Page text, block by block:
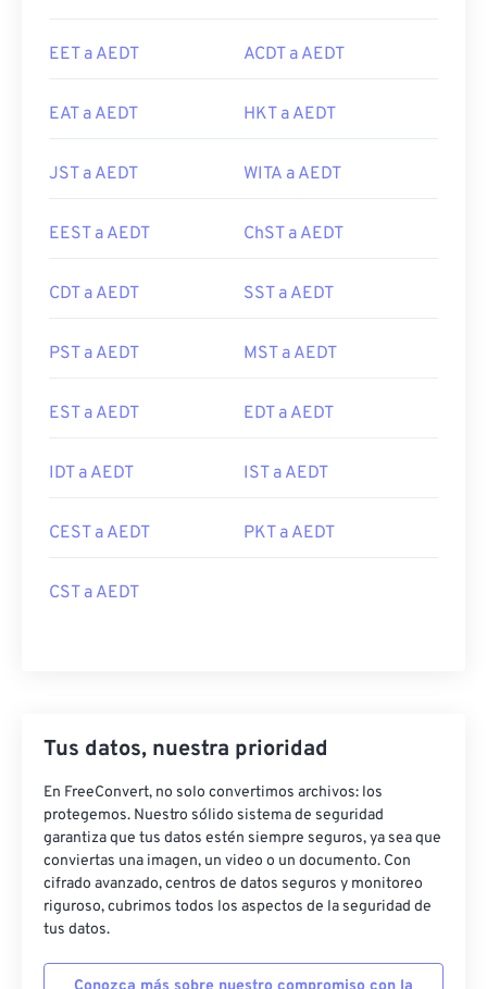
EET a AEDT ACDT a AEDT
EAT a AEDT HKT a AEDT
JST a AEDT WITA a AEDT
EEST a AEDT ChST a AEDT
CDT a AEDT SST a AEDT
PST a AEDT MST a AEDT
EST a AEDT EDT a AEDT
IDT a AEDT IST a AEDT
CEST a AEDT PKT a AEDT
CST a AEDT
Tus datos, nuestra prioridad
En FreeConvert, no solo convertimos archivos: los
protegemos. Nuestro sólido sistema de seguridad
garantiza que tus datos estén siempre seguros, ya sea que
conviertas una imagen, un video o un documento. Con
cifrado avanzado, centros de datos seguros y monitoreo
riguroso, cubrimos todos los aspectos de la seguridad de
tus datos.